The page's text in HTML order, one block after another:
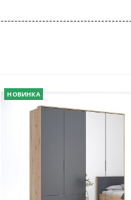
НОВИНКА